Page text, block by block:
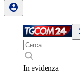
In evidenza